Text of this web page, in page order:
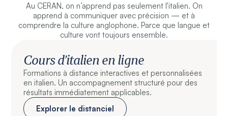
Au CERAN, on n’apprend pas seulement l'italien. On
apprend à communiquer avec précision — et à
comprendre la culture anglophone. Parce que langue et
culture vont toujours ensemble.
Cours d’italien en ligne
Formations à distance interactives et personnalisées
en italien. Un accompagnement structuré pour des
résultats immédiatement applicables.
Explorer le distanciel